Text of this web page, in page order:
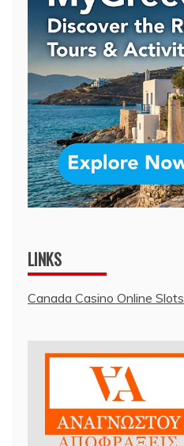
LINKS
Canada Casino Online Slots